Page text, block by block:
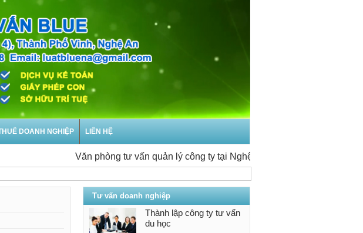
DOANH NGHIỆP LIÊN HỆ
Văn phòng tư vấn quản lý công ty tại Nghệ An-
Tư vấn doanh nghiệp
Thành lập công ty tư vấn
du học